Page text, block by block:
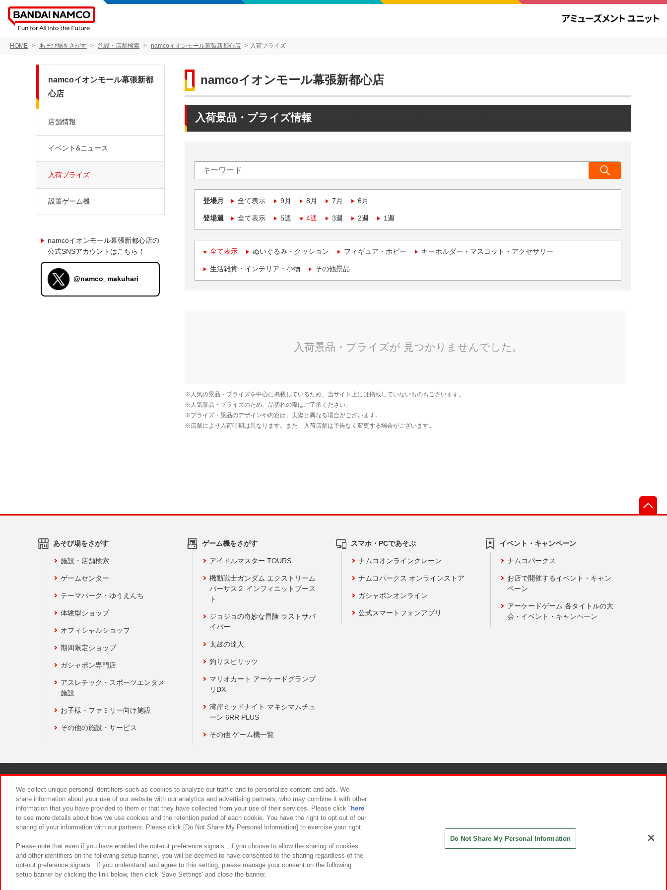
HOME あそび場をさがす 施設・店舗検索 namcoイオンモール幕張新都心店 入荷プライズ
namcoイオンモール幕張新都心店
入荷景品・プライズ情報
登場月 全て表示 9月 8月 7月 6月
登場週 全て表示 5週 4週 3週 2週 1週
全て表示 ぬいぐるみ・クッション フィギュア・ホビー キーホルダー・マスコット・アクセサリー
生活雑貨・インテリア・小物 その他景品
namcoイオンモール幕張新都
心店
店舗情報
イベント&ニュース
入荷プライズ
設置ゲーム機
namcoイオンモール幕張新都心店の
公式SNSアカウントはこちら！
@namco_makuhari
あそび場をさがす
施設・店舗検索
ゲームセンター
テーマパーク・ゆうえんち
体験型ショップ
オフィシャルショップ
期間限定ショップ
ガシャポン専門店
アスレチック・スポーツエンタメ
施設
お子様・ファミリー向け施設
その他の施設・サービス
ゲーム機をさがす
アイドルマスター TOURS
機動戦士ガンダム エクストリーム
バーサス２ インフィニットブース
ト
ジョジョの奇妙な冒険 ラストサバ
イバー
太鼓の達人
釣りスピリッツ
マリオカート アーケードグランプ
リDX
湾岸ミッドナイト マキシマムチュ
ーン 6RR PLUS
その他 ゲーム機一覧
スマホ・PCであそぶ
ナムコオンラインクレーン
ナムコパークス オンラインストア
ガシャポンオンライン
公式スマートフォンアプリ
イベント・キャンペーン
ナムコパークス
お店で開催するイベント・キャン
ペーン
アーケードゲーム 各タイトルの大
会・イベント・キャンペーン
食品のご提供について カスタマーハラスメント対応方針
We collect unique personal identifiers such as cookies to analyze our traffic and to personalize content and ads. We
share information about your use of our website with our analytics and advertising partners, who may combine it with other
information that you have provided to them or that they have collected from your use of their services. Please click " here"
to see more details about how we use cookies and the retention period of each cookie. You have the right to opt out of our
sharing of your information with our partners. Please click [Do Not Share My Personal Information] to exercise your right.
Please note that even if you have enabled the opt-out preference signals , if you choose to allow the sharing of cookies
and other identifiers on the following setup banner, you will be deemed to have consented to the sharing regardless of the
opt-out preference signals . If you understand and agree to this setting, please manage your consent on the following
setup banner by clicking the link below, then click 'Save Settings' and close the banner.
Do Not Share My Personal Information